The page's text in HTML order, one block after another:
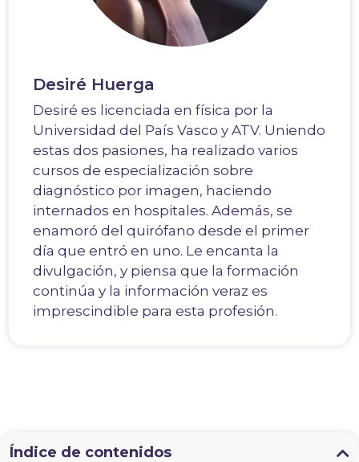
Desiré Huerga
Desiré es licenciada en física por la
Universidad del País Vasco y ATV. Uniendo
estas dos pasiones, ha realizado varios
cursos de especialización sobre
diagnóstico por imagen, haciendo
internados en hospitales. Además, se
enamoró del quirófano desde el primer
día que entró en uno. Le encanta la
divulgación, y piensa que la formación
continúa y la información veraz es
imprescindible para esta profesión.
Índice de contenidos